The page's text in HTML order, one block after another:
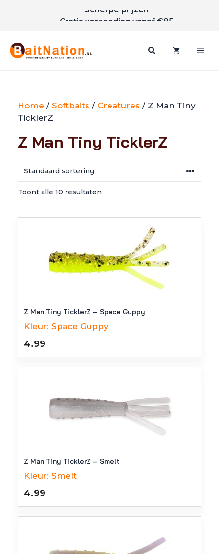
inhoud
Gratis verzending vanaf €85
Home / Softbaits / Creatures / Z Man Tiny
TicklerZ
Z Man Tiny TicklerZ
Toont alle 10 resultaten
Z Man Tiny TicklerZ – Space Guppy
Kleur: Space Guppy
4.99
Z Man Tiny TicklerZ – Smelt
Kleur: Smelt
4.99